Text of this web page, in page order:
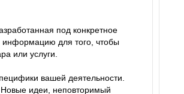
под конкретное
информацию для того, чтобы
или услуги.
вашей деятельности.
идеи, неповторимый